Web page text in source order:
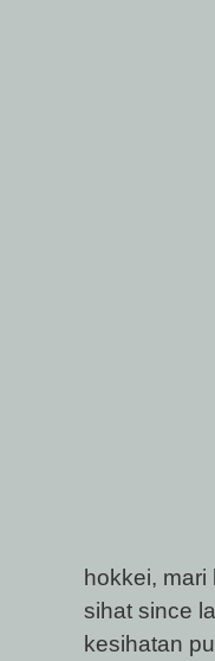
hokkei,
sihat since
kesihatan